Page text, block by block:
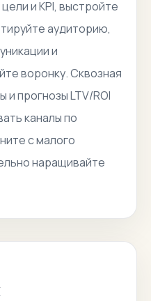
и KPI, выстройте
аудиторию,
и
воронку. Сквозная
и прогнозы LTV/ROI
каналы по
с малого
наращивайте